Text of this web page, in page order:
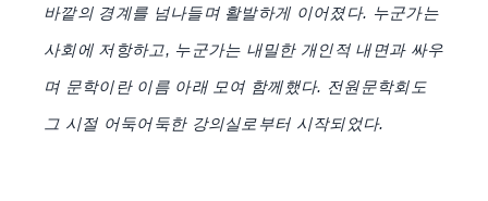
바깥의 경계를 넘나들며 활발하게 이어졌다. 누군가는
사회에 저항하고, 누군가는 내밀한 개인적 내면과 싸우
며 문학이란 이름 아래 모여 함께했다. 전원문학회도
그 시절 어둑어둑한 강의실로부터 시작되었다.